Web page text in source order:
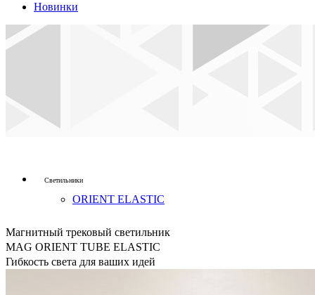
Новинки
Светильники
ORIENT ELASTIC
Магнитный трековый светильник
MAG ORIENT TUBE ELASTIC
Гибкость света для ваших идей